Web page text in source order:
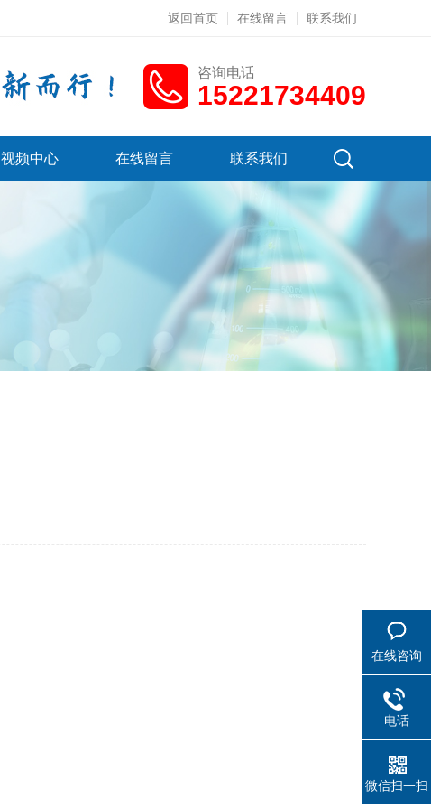
返回首页 在线留言 联系我们
咨询电话
15221734409
视频中心 在线留言 联系我们
在线咨询
电话
微信扫一扫